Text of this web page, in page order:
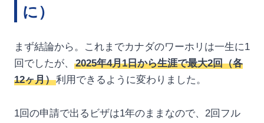
に）
まず結論から。これまでカナダのワーホリは一生に1
回でしたが、
2025年4月1日から生涯で最大2回（各
12ヶ月）利用できるように変わりました。
1回の申請で出るビザは1年のままなので、2回フル